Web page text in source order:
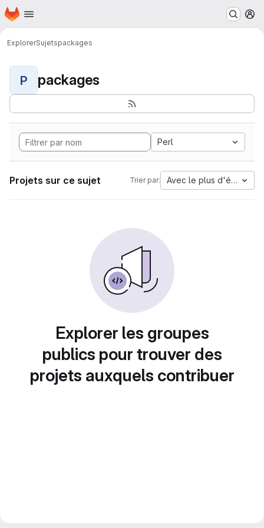
Passer au contenu principal
Page d'accueil
ExplorerSujetspackages
P packages
Perl
Projets sur ce sujet Trier par: Avec le plus d'étoiles
Explorer les groupes
publics pour trouver des
projets auxquels contribuer